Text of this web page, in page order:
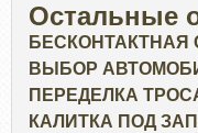
Остальные
БЕСКОНТАКТНАЯ
ВЫБОР
ПЕРЕДЕЛКА
КАЛИТКА ПОД